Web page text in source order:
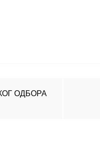
ОДБОРА